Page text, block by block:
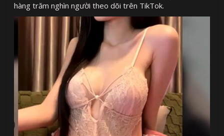
hàng trăm nghìn người theo dõi trên TikTok.